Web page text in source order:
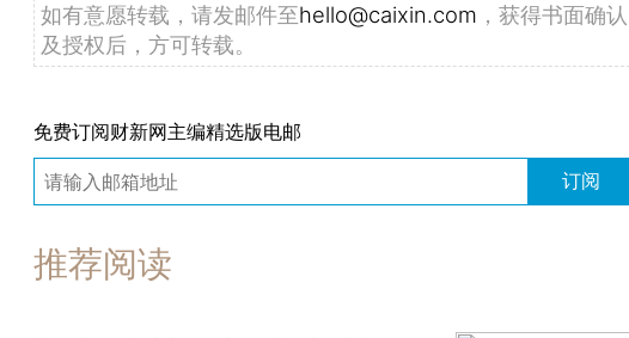
如有意愿转载，请发邮件至hello@caixin.com ，获得书面确认
及授权后，方可转载。
免费订阅财新网主编精选版电邮
订阅
推荐阅读